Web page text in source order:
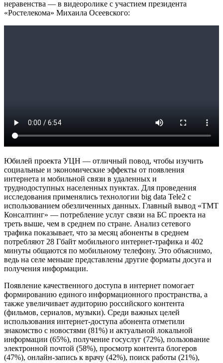
неравенства — в видеоролике с участием президента
«Ростелекома» Михаила Осеевского:
Юбилей проекта УЦН — отличный повод, чтобы изучить
социальные и экономические эффекты от появления
интернета и мобильной связи в удаленных и
труднодоступных населенных пунктах. Для проведения
исследования применялись технологии big data Tele2 с
использованием обезличенных данных. Главный вывод «ТМТ
Консалтинг» — потребление услуг связи на БС проекта на
треть выше, чем в среднем по стране. Анализ сетевого
трафика показывает, что за месяц абоненты в среднем
потребляют 28 Гбайт мобильного интернет-трафика и 402
минуты общаются по мобильному телефону. Это объяснимо,
ведь на селе меньше представлены другие форматы досуга и
получения информации.
Появление качественного доступа в интернет помогает
формированию единого информационного пространства, а
также увеличивает аудиторию российского контента
(фильмов, сериалов, музыки). Среди важных целей
использования интернет-доступа абонента отметили
знакомство с новостями (81%) и актуальной локальной
информации (65%), получение госуслуг (72%), пользование
электронной почтой (58%), просмотр контента блогеров
(47%), онлайн-запись к врачу (42%), поиск работы (21%),